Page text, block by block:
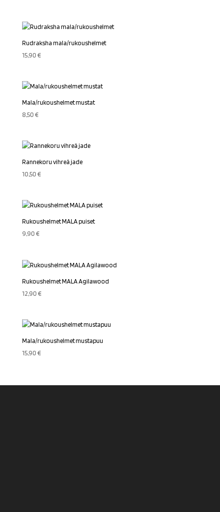
Rudraksha mala/rukoushelmet
15,90€
Mala/rukoushelmet mustat
8,50€
Rannekoru vihreä jade
10,50€
Rukoushelmet MALA puiset
9,90€
Rukoushelmet MALA Agilawood
12,90€
Mala/rukoushelmet mustapuu
15,90€